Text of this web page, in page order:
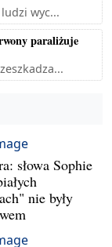
wyc...
paraliżuje
słowa Sophie
nie były